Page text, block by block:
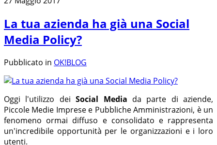
La tua azienda ha già una Social
Media Policy?
Pubblicato in OK!BLOG
Oggi l'utilizzo deiSocial Media da parte di aziende,
Piccole Medie Imprese e Pubbliche Amministrazioni, è un
fenomeno ormai diffuso e consolidato e rappresenta
un'incredibile opportunità per le organizzazioni e i loro
utenti.